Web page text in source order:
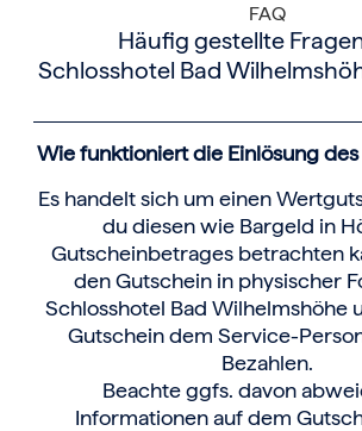
FAQ
Häufig gestellte
Schlosshotel Bad
Wie funktioniert die Einlösung
Es handelt sich um einen
du diesen wie Bargeld in
Gutscheinbetrages betrachten
den Gutschein in physischer
Schlosshotel Bad Wilhelmshöhe
Gutschein dem Service-
Bezahlen.
Beachte ggfs. davon
Informationen auf dem